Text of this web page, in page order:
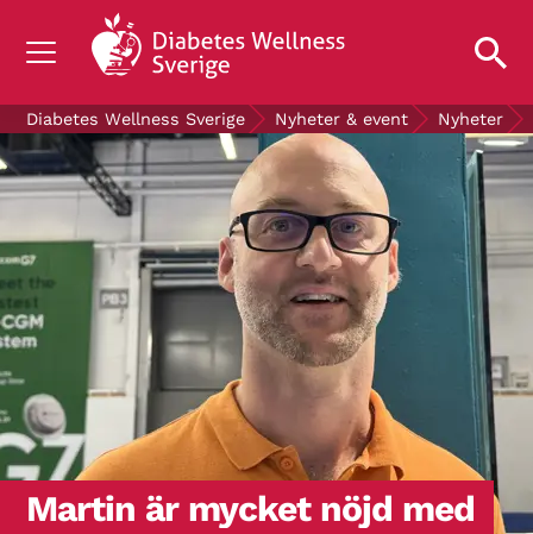
OM DIABETES
STÖD OSS
FORSKNING
NYHETER & EVENT
OM OSS
GRATIS DIABETESPRODUKTER
Blodsockerkollen
Diabetes Wellness Sverige Nyheter & event Nyheter
Martin är mycket nöjd med